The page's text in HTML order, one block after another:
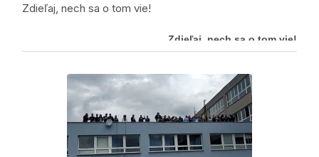
Zdieľaj, nech sa o tom vie!
Zdieľaj, nech sa o tom vie!